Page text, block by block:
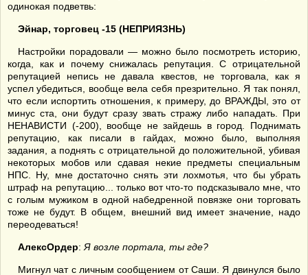
одинокая подветвь:
Эйнар, торговец -15 (НЕПРИЯЗНЬ)
Настройки порадовали — можно было посмотреть историю,
когда, как и почему снижалась репутация. С отрицательной
репутацией непись не давала квестов, не торговала, как я
успел убедиться, вообще вела себя презрительно. Я так понял,
что если испортить отношения, к примеру, до ВРАЖДЫ, это от
минус ста, они будут сразу звать стражу либо нападать. При
НЕНАВИСТИ (-200), вообще не зайдешь в город. Поднимать
репутацию, как писали в гайдах, можно было, выполняя
задания, а поднять с отрицательной до положительной, убивая
некоторых мобов или сдавая некие предметы специальным
НПС. Ну, мне достаточно снять эти лохмотья, что бы убрать
штраф на репутацию... только вот что-то подсказывало мне, что
с голым мужиком в одной набедренной повязке они торговать
тоже не будут. В общем, внешний вид имеет значение, надо
переодеваться!
АлексОрдер: Я возле портала, ты где?
Мигнул чат с личным сообщением от Саши. Я двинулся было